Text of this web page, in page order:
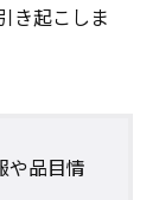
き起こしま
や品目情